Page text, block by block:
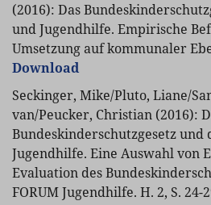
(2016): Das
und Jugendhilfe. Empirische
Umsetzung auf kommunaler
Download
Seckinger, Mike/Pluto, Liane/
van/Peucker, Christian (2016):
Bundeskinderschutzgesetz und
Jugendhilfe. Eine Auswahl von
Evaluation des
FORUM Jugendhilfe. H. 2, S. 24-